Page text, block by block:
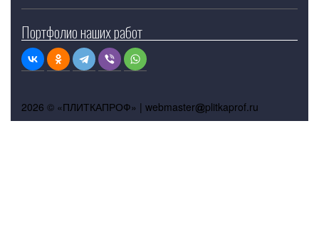
Портфолио наших работ
2026 © «ПЛИТКАПРОФ» | webmaster plitkaprof.ru